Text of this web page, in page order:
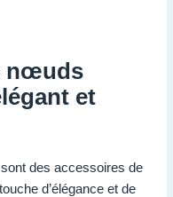
nœuds
et
des accessoires de
d’élégance et de